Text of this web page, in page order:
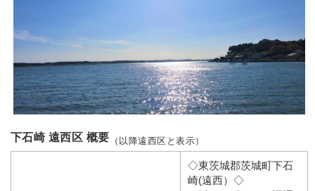
下石崎 遠西区 概要 （以降遠西区と表示）
◇東茨城郡茨城町下石
崎(遠西）◇